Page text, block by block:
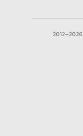
2012—2026